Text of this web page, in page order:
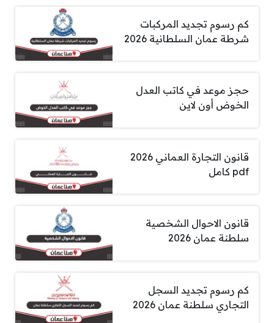
كم رسوم تجديد المركبات
شرطة عمان السلطانية 2026
حجز موعد في كاتب العدل
الخوض أون لاين
قانون التجارة العماني 2026
pdf كامل
قانون الاحوال الشخصية
سلطنة عمان 2026
كم رسوم تجديد السجل
التجاري سلطنة عمان 2026